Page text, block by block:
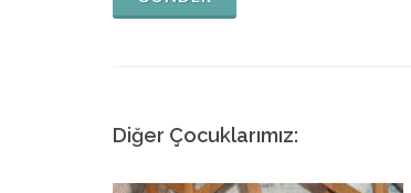
Diğer Çocuklarımız: